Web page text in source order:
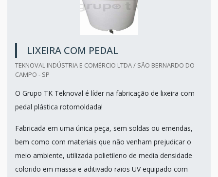
LIXEIRA COM PEDAL
TEKNOVAL INDÚSTRIA E COMÉRCIO LTDA / SÃO BERNARDO DO
CAMPO - SP
O Grupo TK Teknoval é líder na fabricação de lixeira com
pedal plástica rotomoldada!
Fabricada em uma única peça, sem soldas ou emendas,
bem como com materiais que não venham prejudicar o
meio ambiente, utilizada polietileno de media densidade
colorido em massa e aditivado raios UV equipado com